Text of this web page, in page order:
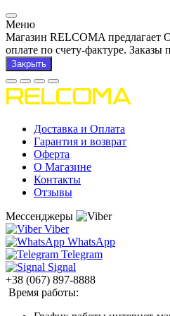
Меню
Магазин RELCOMA предлагает
оплате по счету-фактуре.
Закрыть
Доставка и Оплата
Гарантия и возврат
Оферта
О Магазине
Контакты
Отзывы
Мессенджеры
Viber
WhatsApp
Telegram
Signal
+38 (067) 897-8888
Время работы: